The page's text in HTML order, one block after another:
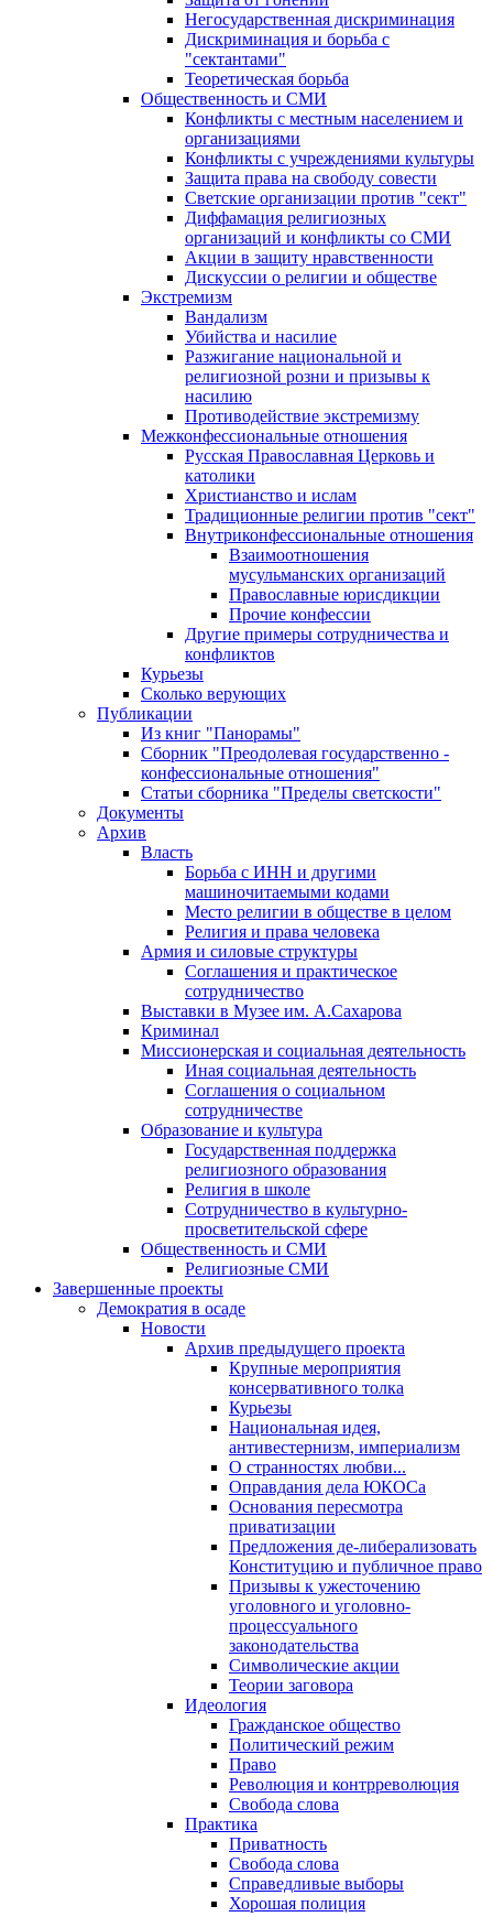
Негосударственная дискриминация
Дискриминация и борьба с
"сектантами"
Теоретическая борьба
Общественность и СМИ
Конфликты с местным населением и
организациями
Конфликты с учреждениями культуры
Защита права на свободу совести
Светские организации против "сект"
Диффамация религиозных
организаций и конфликты со СМИ
Акции в защиту нравственности
Дискуссии о религии и обществе
Экстремизм
Вандализм
Убийства и насилие
Разжигание национальной и
религиозной розни и призывы к
насилию
Противодействие экстремизму
Межконфессиональные отношения
Русская Православная Церковь и
католики
Христианство и ислам
Традиционные религии против "сект"
Внутриконфессиональные отношения
Взаимоотношения
мусульманских организаций
Православные юрисдикции
Прочие конфессии
Другие примеры сотрудничества и
конфликтов
Курьезы
Сколько верующих
Публикации
Из книг "Панорамы"
Сборник "Преодолевая государственно -
конфессиональные отношения"
Статьи сборника "Пределы светскости"
Документы
Архив
Власть
Борьба с ИНН и другими
машиночитаемыми кодами
Место религии в обществе в целом
Религия и права человека
Армия и силовые структуры
Соглашения и практическое
сотрудничество
Выставки в Музее им. А.Сахарова
Криминал
Миссионерская и социальная деятельность
Иная социальная деятельность
Соглашения о социальном
сотрудничестве
Образование и культура
Государственная поддержка
религиозного образования
Религия в школе
Сотрудничество в культурно-
просветительской сфере
Общественность и СМИ
Религиозные СМИ
Завершенные проекты
Демократия в осаде
Новости
Архив предыдущего проекта
Крупные мероприятия
консервативного толка
Курьезы
Национальная идея,
антивестернизм, империализм
О странностях любви...
Оправдания дела ЮКОСа
Основания пересмотра
приватизации
Предложения де-либерализовать
Конституцию и публичное право
Призывы к ужесточению
уголовного и уголовно-
процессуального
законодательства
Символические акции
Теории заговора
Идеология
Гражданское общество
Политический режим
Право
Революция и контрреволюция
Свобода слова
Практика
Приватность
Свобода слова
Справедливые выборы
Хорошая полиция